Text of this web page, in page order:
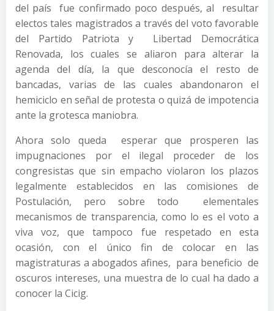
del país fue confirmado poco después, al resultar
electos tales magistrados a través del voto favorable
del Partido Patriota y Libertad Democrática
Renovada, los cuales se aliaron para alterar la
agenda del día, la que desconocía el resto de
bancadas, varias de las cuales abandonaron el
hemiciclo en señal de protesta o quizá de impotencia
ante la grotesca maniobra.
Ahora solo queda esperar que prosperen las
impugnaciones por el ilegal proceder de los
congresistas que sin empacho violaron los plazos
legalmente establecidos en las comisiones de
Postulación, pero sobre todo elementales
mecanismos de transparencia, como lo es el voto a
viva voz, que tampoco fue respetado en esta
ocasión, con el único fin de colocar en las
magistraturas a abogados afines, para beneficio de
oscuros intereses, una muestra de lo cual ha dado a
conocer la Cicig.